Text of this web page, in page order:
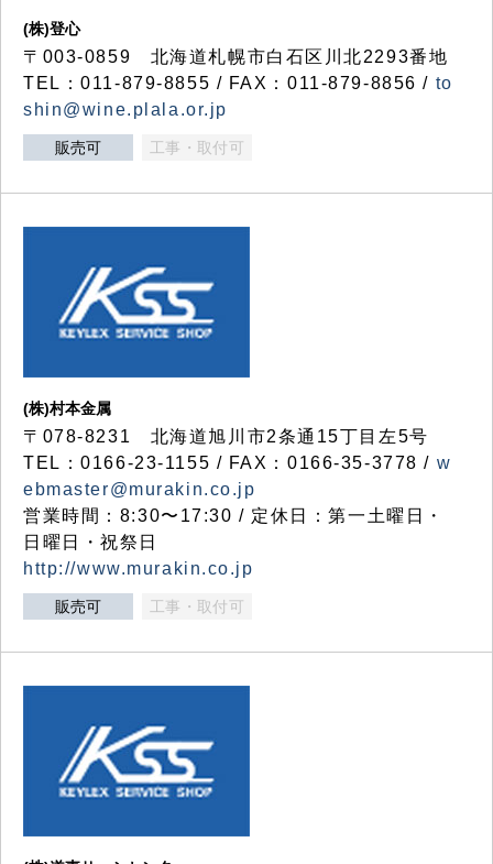
(株)登心
〒003-0859 北海道札幌市白石区川北2293番地
TEL：011-879-8855 / FAX：011-879-8856 / to
shin@wine.plala.or.jp
販売可 工事・取付可
(株)村本金属
〒078-8231 北海道旭川市2条通15丁目左5号
TEL：0166-23-1155 / FAX：0166-35-3778 / w
ebmaster@murakin.co.jp
営業時間：8:30〜17:30 / 定休日：第一土曜日・
日曜日・祝祭日
http://www.murakin.co.jp
販売可 工事・取付可